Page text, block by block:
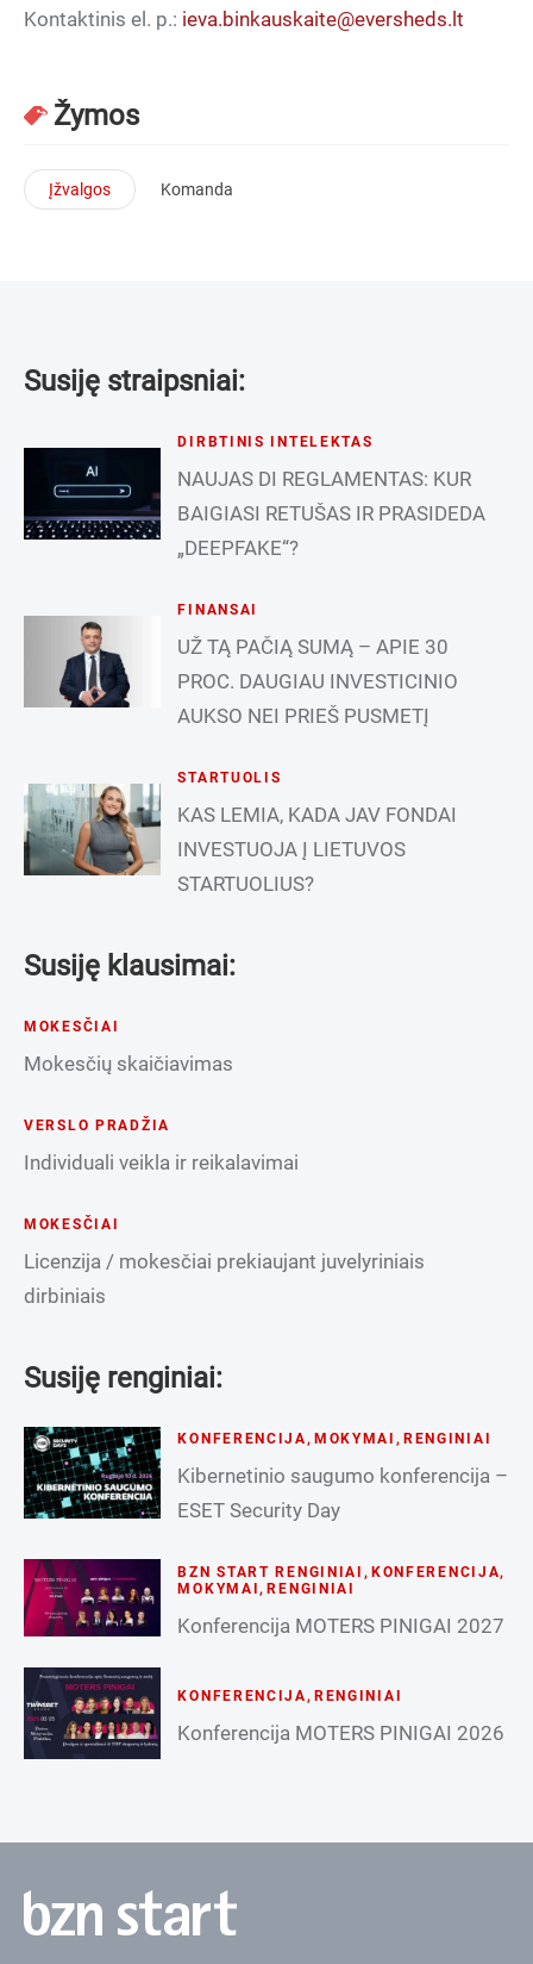
Kontaktinis el. p.: ieva.binkauskaite@eversheds.lt
Žymos
Įžvalgos Komanda
Susiję straipsniai:
DIRBTINIS INTELEKTAS
NAUJAS DI REGLAMENTAS: KUR
BAIGIASI RETUŠAS IR PRASIDEDA
„DEEPFAKE“?
FINANSAI
UŽ TĄ PAČIĄ SUMĄ – APIE 30
PROC. DAUGIAU INVESTICINIO
AUKSO NEI PRIEŠ PUSMETĮ
STARTUOLIS
KAS LEMIA, KADA JAV FONDAI
INVESTUOJA Į LIETUVOS
STARTUOLIUS?
Susiję klausimai:
MOKESČIAI
Mokesčių skaičiavimas
VERSLO PRADŽIA
Individuali veikla ir reikalavimai
MOKESČIAI
Licenzija / mokesčiai prekiaujant juvelyriniais
dirbiniais
Susiję renginiai:
KONFERENCIJA , MOKYMAI , RENGINIAI
Kibernetinio saugumo konferencija –
ESET Security Day
BZN START RENGINIAI , KONFERENCIJA,
MOKYMAI ,RENGINIAI
Konferencija MOTERS PINIGAI 2027
KONFERENCIJA , RENGINIAI
Konferencija MOTERS PINIGAI 2026